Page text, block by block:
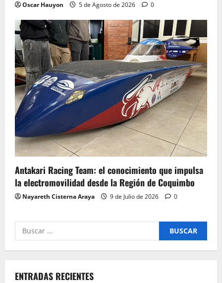
Oscar Hauyon 5 de Agosto de 2026 0
Antakari Racing Team: el conocimiento que impulsa
la electromovilidad desde la Región de Coquimbo
Nayareth Cisterna Araya 9 de Julio de 2026 0
Buscar
por:
ENTRADAS RECIENTES